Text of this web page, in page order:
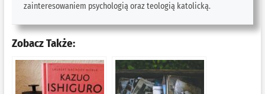
zainteresowaniem psychologią oraz teologią katolicką.
Zobacz Także: